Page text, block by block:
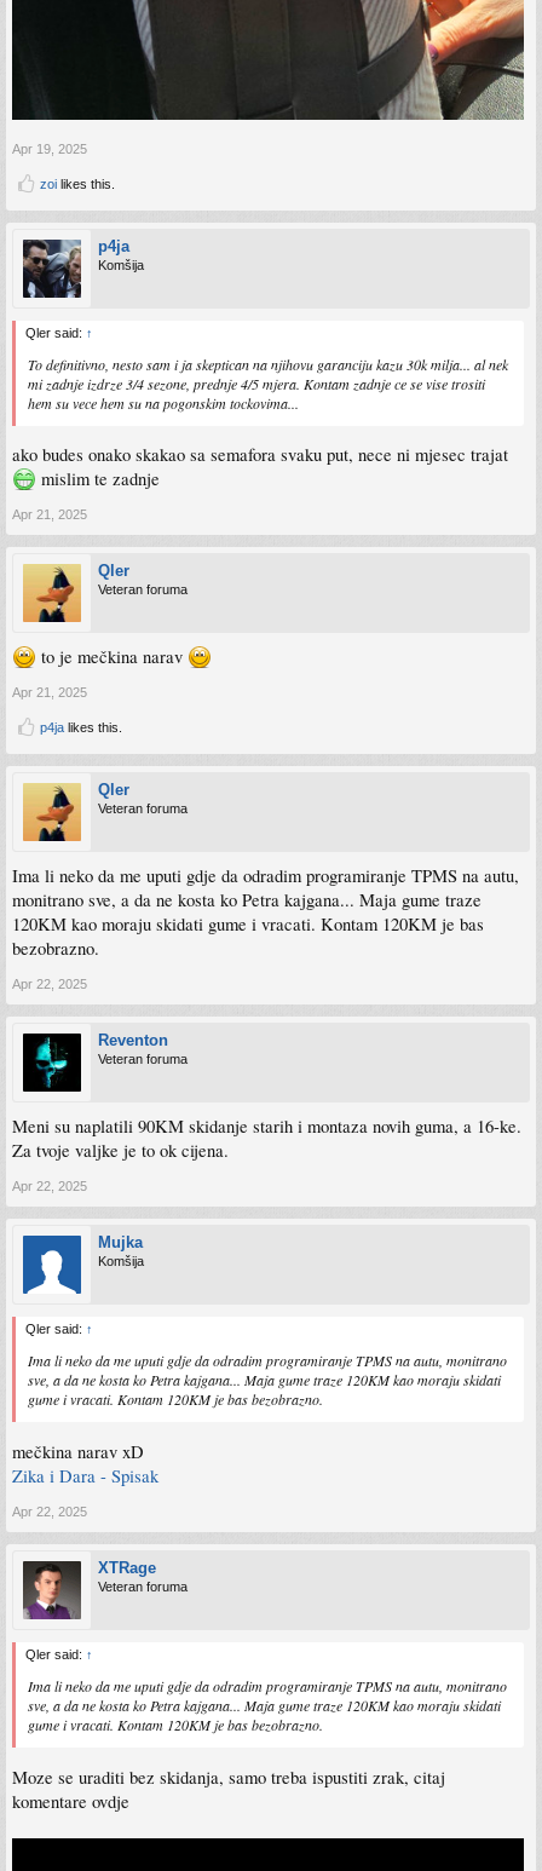
Apr 19, 2025
zoi likes this.
p4ja
Komšija
Qler said: ↑
To definitivno, nesto sam i ja skeptican na njihovu garanciju kazu 30k milja... al nek
mi zadnje izdrze 3/4 sezone, prednje 4/5 mjera. Kontam zadnje ce se vise trositi
hem su vece hem su na pogonskim tockovima...
ako budes onako skakao sa semafora svaku put, nece ni mjesec trajat
mislim te zadnje
Apr 21, 2025
Qler
Veteran foruma
to je mečkina narav
Apr 21, 2025
p4ja likes this.
Qler
Veteran foruma
Ima li neko da me uputi gdje da odradim programiranje TPMS na autu,
monitrano sve, a da ne kosta ko Petra kajgana... Maja gume traze
120KM kao moraju skidati gume i vracati. Kontam 120KM je bas
bezobrazno.
Apr 22, 2025
Reventon
Veteran foruma
Meni su naplatili 90KM skidanje starih i montaza novih guma, a 16-ke.
Za tvoje valjke je to ok cijena.
Apr 22, 2025
Mujka
Komšija
Qler said: ↑
Ima li neko da me uputi gdje da odradim programiranje TPMS na autu, monitrano
sve, a da ne kosta ko Petra kajgana... Maja gume traze 120KM kao moraju skidati
gume i vracati. Kontam 120KM je bas bezobrazno.
mečkina narav xD
Zika i Dara - Spisak
Apr 22, 2025
XTRage
Veteran foruma
Qler said: ↑
Ima li neko da me uputi gdje da odradim programiranje TPMS na autu, monitrano
sve, a da ne kosta ko Petra kajgana... Maja gume traze 120KM kao moraju skidati
gume i vracati. Kontam 120KM je bas bezobrazno.
Moze se uraditi bez skidanja, samo treba ispustiti zrak, citaj
komentare ovdje